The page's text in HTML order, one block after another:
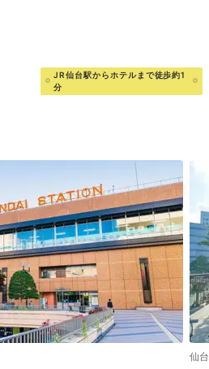
JR仙台駅からホテルまで徒歩約1
分
仙